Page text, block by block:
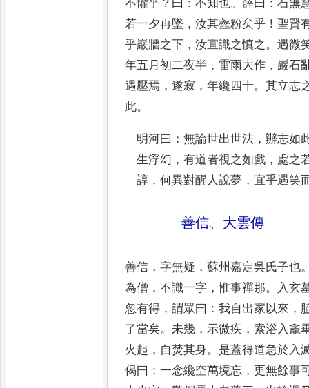
不懼乎 ？ 曰 ：不知也。 薛曰 ：石無
若一夕再墜 ，汝其虀粉矣乎 ！聖賢
乎巖牆之下 ，汝宜識之慎之。遇微
年五月初二夜半 ，雷雨大作 ， 巖石
遇壓焉 ，遂寂 ，年纔四十。其立志
此。
明河曰 ：無論世出世法 ，辦志如
生浮幻 ，有道者視之如戲 ， 處之
諄 ，何異對醒人說夢 ， 宜乎遇笑
善信、 大雲傳
善信 ，字無疑 ，蘇州嘉定吳氏子也
為僧 ，不識一字 ，惟事禪那。
入玄
忽有得 ，謂眾曰 ：我自出家以來 ，
了當矣。 未幾 ， 示微疾 ，索浴入龕
火起 ， 自焚其身。 是蓋得道急於入
偈曰 ：一念纔空萬境忘 ，更無餘事